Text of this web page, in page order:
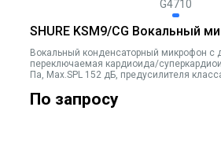
G4710
SHURE KSM9/CG Вокальный
Вокальный конденсаторный микрофон с
переключаемая кардиоида/
Па, Max.SPL 152 дБ, предусилителя
По запросу